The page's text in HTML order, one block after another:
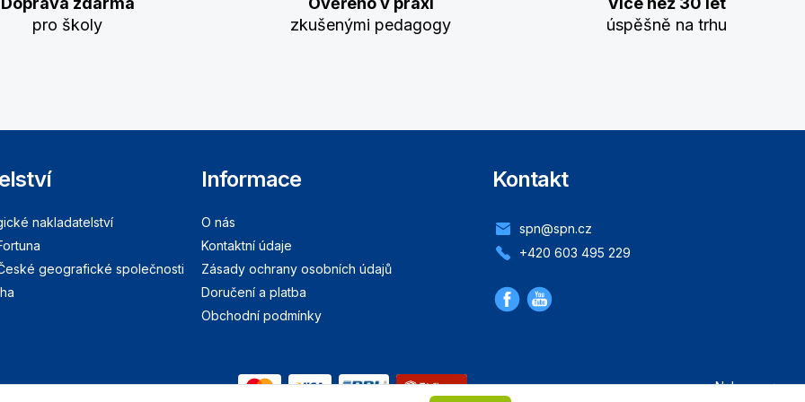
pro školy
zkušenými pedagogy
úspěšně na trhu
nakladatelství
geografické společnosti
Informace
O nás
Kontaktní údaje
Zásady ochrany osobních údajů
Doručení a platba
Obchodní podmínky
Kontakt
spn@spn.cz
+420 603 495 229
Nahoru